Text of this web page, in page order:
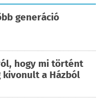
generáció
hogy mi történt
kivonult a Házból